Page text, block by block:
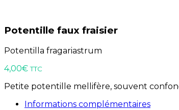
Potentille faux fraisier
Potentilla fragariastrum
4,00€ TTC
Petite potentille mellifère, souvent
Informations complémentaires